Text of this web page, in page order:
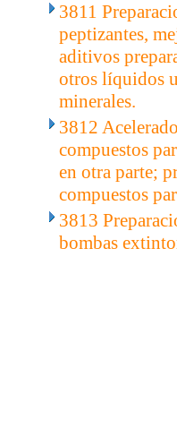
3811
peptizantes,
aditivos
otros líquidos
minerales.
3812
compuestos
en otra parte;
compuestos
3813
bombas